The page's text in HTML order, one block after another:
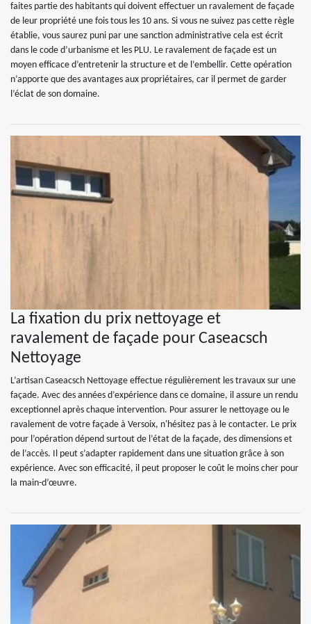
faites partie des habitants qui doivent effectuer un ravalement de façade
de leur propriété une fois tous les 10 ans. Si vous ne suivez pas cette règle
établie, vous saurez puni par une sanction administrative cela est écrit
dans le code d’urbanisme et les PLU. Le ravalement de façade est un
moyen efficace d’entretenir la structure et de l’embellir. Cette opération
n’apporte que des avantages aux propriétaires, car il permet de garder
l’éclat de son domaine.
La fixation du prix nettoyage et
ravalement de façade pour Caseacsch
Nettoyage
L’artisan Caseacsch Nettoyage effectue régulièrement les travaux sur une
façade. Avec des années d’expérience dans ce domaine, il assure un rendu
exceptionnel après chaque intervention. Pour assurer le nettoyage ou le
ravalement de votre façade à Versoix, n'hésitez pas à le contacter. Le prix
pour l’opération dépend surtout de l’état de la façade, des dimensions et
de l’accès. Il peut s’adapter rapidement dans une situation grâce à son
expérience. Avec son efficacité, il peut proposer le coût le moins cher pour
la main-d’œuvre.